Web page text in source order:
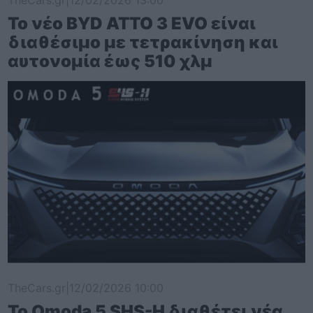
Το νέο BYD ATTO 3 EVO είναι
διαθέσιμο με τετρακίνηση και
αυτονομία έως 510 χλμ